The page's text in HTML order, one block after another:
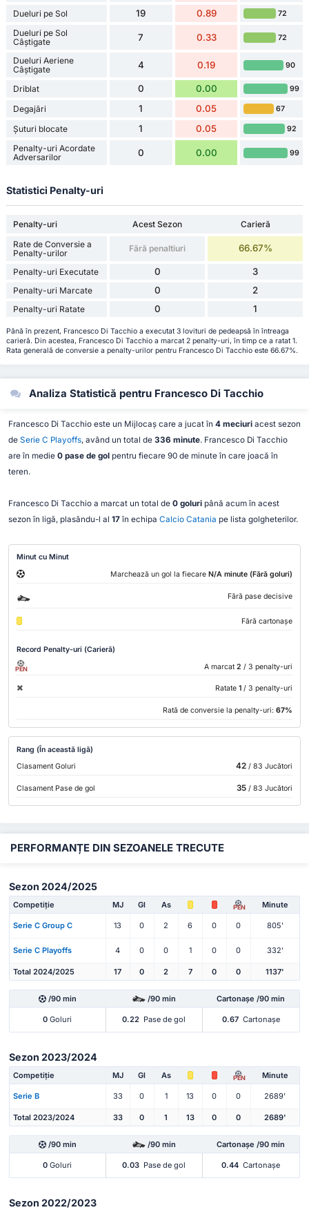
Dueluri pe Sol 19 0.89 72
Dueluri pe Sol
Câștigate
7 0.33 72
Dueluri Aeriene
Câștigate
4 0.19 90
Driblat 0 0.00 99
Degajări 1 0.05 67
Șuturi blocate 1 0.05 92
Penalty-uri Acordate
Adversarilor
0 0.00 99
Statistici Penalty-uri
Penalty-uri Acest Sezon
Carieră
Rate de Conversie a
Penalty-urilor
Fără penaltiuri 66.67%
Penalty-uri Executate 0 3
Penalty-uri Marcate 0 2
Penalty-uri Ratate 0 1
Până în prezent, Francesco Di Tacchio a executat 3 lovituri de pedeapsă în întreaga
carieră. Din acestea, Francesco Di Tacchio a marcat 2 penalty-uri, în timp ce a ratat 1.
Rata generală de conversie a penalty-urilor pentru Francesco Di Tacchio este 66.67%.
Analiza Statistică pentru Francesco Di Tacchio
Francesco Di Tacchio este un Mijlocaș care a jucat în 4 meciuriacest sezon
de Serie C Playoffs, având un total de 336 minute. Francesco Di Tacchio
are în medie 0 pase de golpentru fiecare 90 de minute în care joacă în
teren.
Francesco Di Tacchio a marcat un total de 0 goluripână acum în acest
sezon în ligă, plasându-l al 17în echipa Calcio Catania pe lista golgheterilor.
Minut cu Minut
Marchează un gol la fiecare N/A minute (Fără goluri)
Fără pase decisive
Fără cartonașe
Record Penalty-uri (Carieră)
PEN A marcat 2 / 3 penalty-uri
Ratate 1 / 3 penalty-uri
Rată de conversie la penalty-uri: 67%
Rang (În această ligă)
Clasament Goluri
42/ 83 Jucători
Clasament Pase de gol 35/ 83 Jucători
PERFORMANȚE DIN SEZOANELE TRECUTE
Sezon 2024/2025
Competiție MJ Gl As PEN Minute
Serie C Group C 13 0 2 6 0 0 805'
Serie C Playoffs 4 0 0 1 0 0 332'
Total 2024/2025 17 0 2 7 0 0 1137'
/90 min /90 min Cartonașe /90 min
0 Goluri 0.22 Pase de gol 0.67 Cartonașe
Sezon 2023/2024
Competiție MJ Gl As PEN Minute
Serie B 33 0 1 13 0 0 2689'
Total 2023/2024 33 0 1 13 0 0 2689'
/90 min /90 min Cartonașe /90 min
0 Goluri 0.03 Pase de gol 0.44 Cartonașe
Sezon 2022/2023